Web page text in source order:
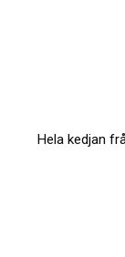
Hela kedjan